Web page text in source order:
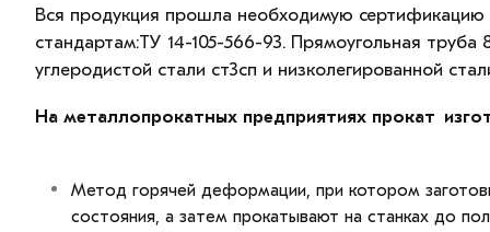
Вся продукция прошла необходимую сертификацию
стандартам:ТУ 14-105-566-93. Прямоугольная
углеродистой стали ст3сп и низколегированной
На металлопрокатных предприятиях прокат
Метод горячей деформации, при котором
состояния, а затем прокатывают на станках до